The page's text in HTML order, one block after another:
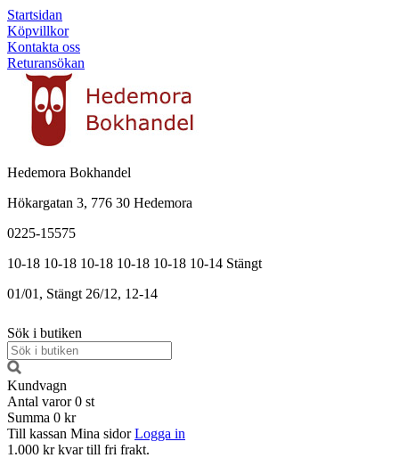
Startsidan
Köpvillkor
Kontakta oss
Returansökan
Hedemora Bokhandel
Hökargatan 3, 776 30 Hedemora
0225-15575
10-18 10-18 10-18 10-18 10-18 10-14 Stängt
01/01, Stängt 26/12, 12-14
Sök i butiken
Kundvagn
Antal varor 0 st
Summa 0 kr
Till kassan Mina sidor Logga in
1.000 kr kvar till fri frakt.